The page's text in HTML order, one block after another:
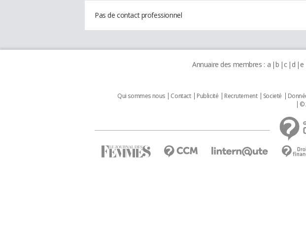
Pas de contact professionnel
Annuaire des membres : a b c d e
Qui sommes nous Contact Publicité Recrutement Societé
©